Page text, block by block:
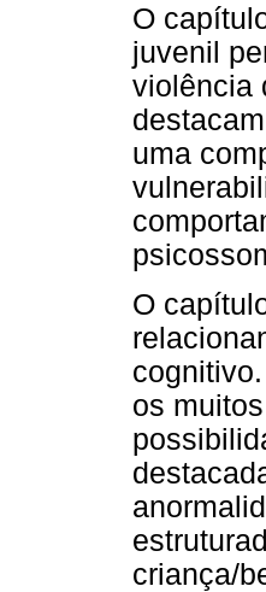
O
juvenil
violência
uma
O
os
criança/